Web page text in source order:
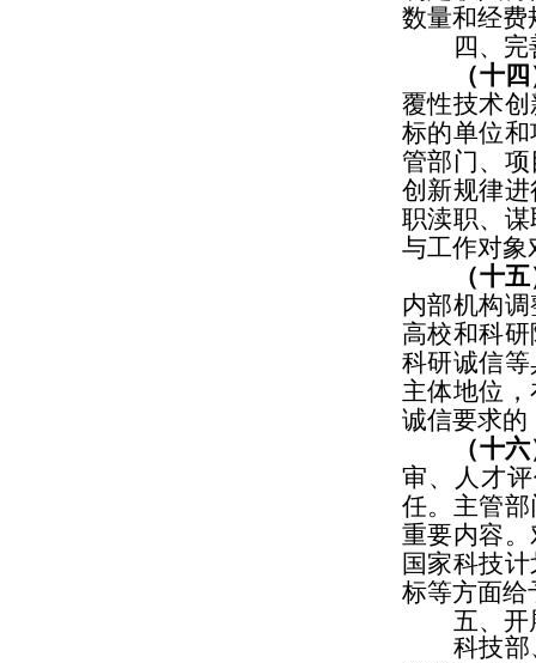
数量和经费
四、
（十
覆性技术
标的单位
管部门、
创新规律
职渎职、
与工作对象
（十
内部机构
高校和科
科研诚信
主体地位
诚信要求的
（十
审、人才
任。主管
重要内容
国家科技
标等方面给
五、开
科技